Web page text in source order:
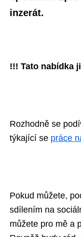
inzerát.
!!! Tato nabídka
Rozhodně se
týkající se práce
Pokud můžete,
sdílením na
můžete pro mě a